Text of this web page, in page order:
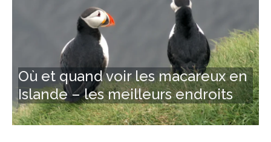
Où et quand voir les macareux en
Islande – les meilleurs endroits